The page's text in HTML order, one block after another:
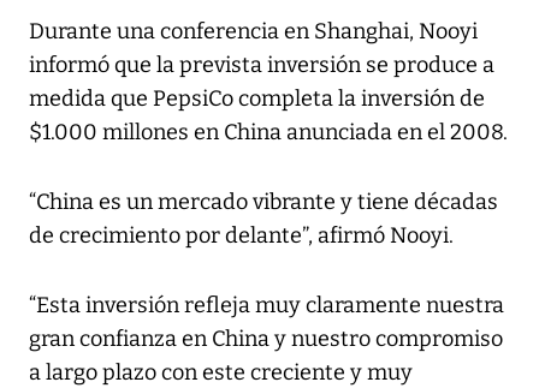
Durante una conferencia en Shanghai, Nooyi
informó que la prevista inversión se produce a
medida que PepsiCo completa la inversión de
$1.000 millones en China anunciada en el 2008.
“China es un mercado vibrante y tiene décadas
de crecimiento por delante”, afirmó Nooyi.
“Esta inversión refleja muy claramente nuestra
gran confianza en China y nuestro compromiso
a largo plazo con este creciente y muy